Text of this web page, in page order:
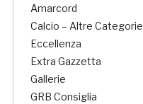
Amarcord
Calcio – Altre Categorie
Eccellenza
Extra Gazzetta
Gallerie
GRB Consiglia